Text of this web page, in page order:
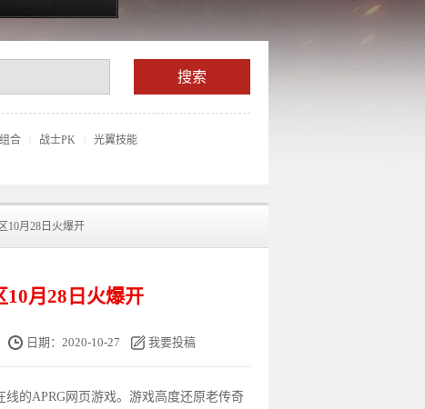
合 战士PK 光翼技能
10月28日火爆开
10月28日火爆开
日期：2020-10-27 我要投稿
线的APRG网页游戏。 游戏高度还原老传奇